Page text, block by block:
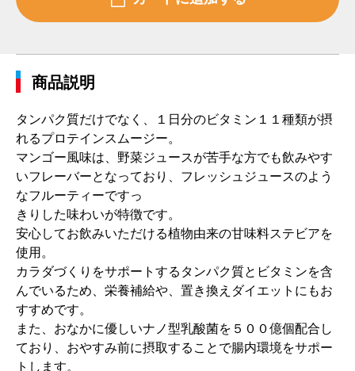
商品説明
タンパク質だけでなく、１日分のビタミン１１種類が摂
れるプロテインスムージー。
マンゴー風味は、野菜ジュースが苦手な方でも飲みやす
いフレーバーとなっており、フレッシュジュースのよう
なフルーティーですっ
きりした味わいが特徴です。
安心してお飲みいただける植物由来の甘味料ステビアを
使用。
カラダづくりをサポートするタンパク質とビタミンを含
んでいるため、栄養補給や、置き換えダイエットにもお
すすめです。
また、おなかに優しいナノ型乳酸菌を５００億個配合し
ており、おやすみ前に摂取することで腸内環境をサポー
トします。